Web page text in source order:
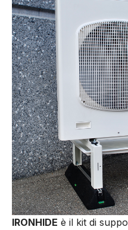
IRONHIDE è il kit di